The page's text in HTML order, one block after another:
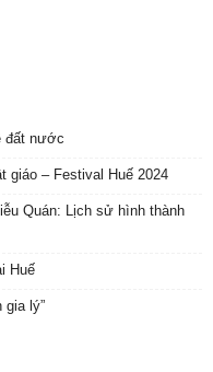
đất nước
giáo – Festival Huế 2024
Quán: Lịch sử hình thành
Huế
gia lý”